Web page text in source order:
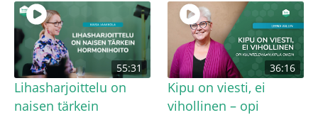
55:31
Lihasharjoittelu on
naisen tärkein
36:16
Kipu on viesti, ei
vihollinen – opi